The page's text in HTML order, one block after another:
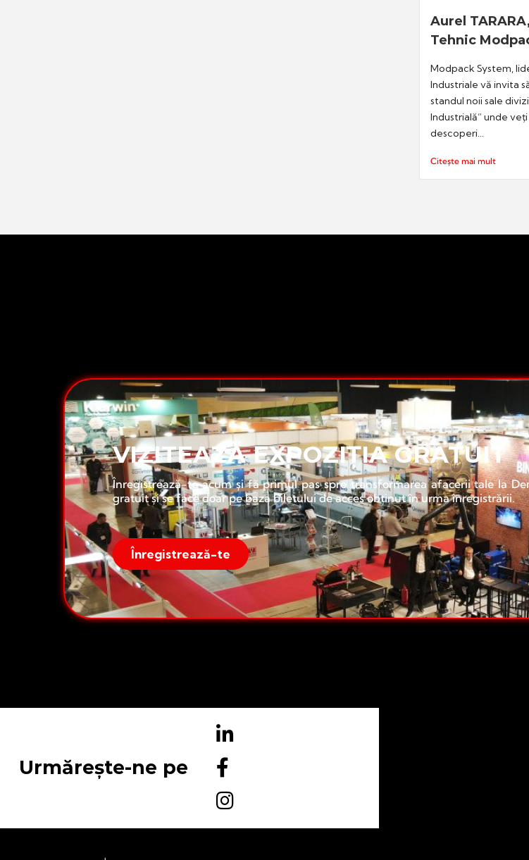
Aurel
Tehnic
Modpack System,
Industriale vă invita
standul noii sale
Industrială” unde
descoperi...
Citește mai mult
VIZITEAZĂ EXPOZIȚIA GRATUIT
Înregistrează-te acum și fă primul pas spre transformarea afacerii tale la
gratuit și se face doar pe baza biletului de acces obținut în urma înregistrării.
Înregistrează-te
Urmărește-ne pe